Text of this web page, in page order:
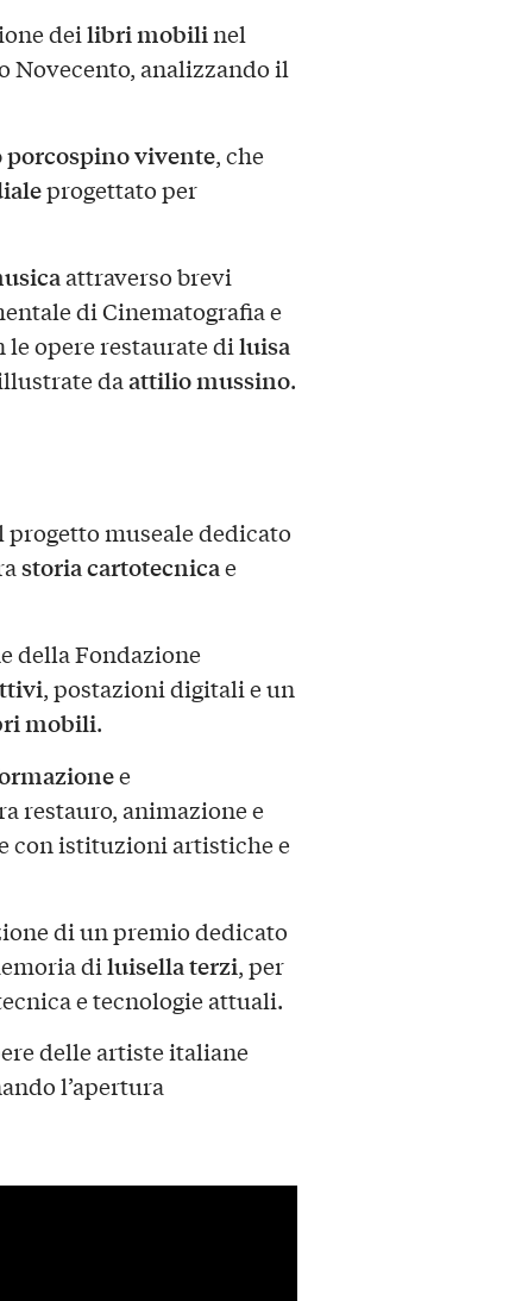
deilibri mobilinel
Novecento, analizzando il
porcospino vivente, che
progettato per
attraverso brevi
di Cinematografia e
opere restaurate diluisa
daattilio mussino.
progetto museale dedicato
storia cartotecnicae
della Fondazione
, postazioni digitali e un
mobili.
e
restauro, animazione e
con istituzioni artistiche e
di un premio dedicato
diluisella terzi, per
e tecnologie attuali.
delle artiste italiane
l’apertura